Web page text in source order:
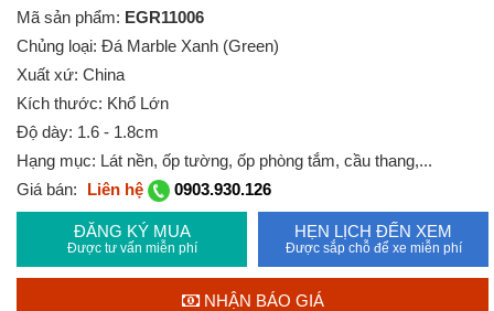
Mã sản phẩm: EGR11006
Chủng loại: Đá Marble Xanh (Green)
Xuất xứ: China
Kích thước: Khổ Lớn
Độ dày: 1.6 - 1.8cm
Hạng mục: Lát nền, ốp tường, ốp phòng tắm, cầu thang,...
Giá bán:
Liên hệ 0903.930.126
ĐĂNG KÝ MUA
Được tư vấn miễn phí
HẸN LỊCH ĐẾN XEM
Được sắp chỗ để xe miễn phí
NHẬN BÁO GIÁ